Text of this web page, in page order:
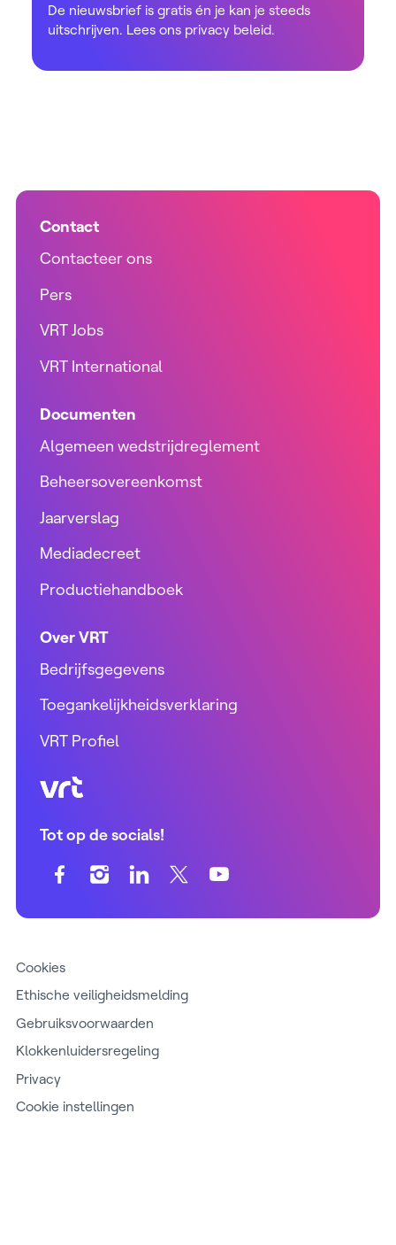
De nieuwsbrief is gratis én je kan je steeds
uitschrijven. Lees ons privacy beleid.
Contact
Contacteer ons
Pers
VRT Jobs
VRT International
Documenten
Algemeen wedstrijdreglement
Beheersovereenkomst
Jaarverslag
Mediadecreet
Productiehandboek
Over VRT
Bedrijfsgegevens
Toegankelijkheidsverklaring
VRT Profiel
VRT (home)
Tot op de socials!
Cookies
Ethische veiligheidsmelding
Gebruiksvoorwaarden
Klokkenluidersregeling
Privacy
Cookie instellingen